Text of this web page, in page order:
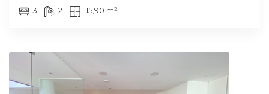
3 2 115,90 m²